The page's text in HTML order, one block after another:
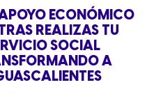
APOYO ECONÓMICO
REALIZAS TU
SOCIAL
A